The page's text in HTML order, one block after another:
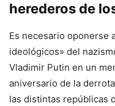
herederos de
Es necesario oponerse
ideológicos» del
Vladimir Putin en un
aniversario de la
las distintas repúblicas